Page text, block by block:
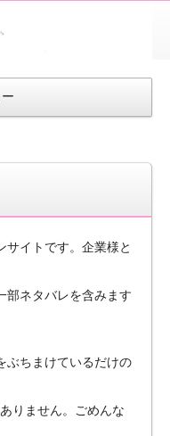
サイトです。企業様と
部ネタバレを含みます
ぶちまけているだけの
りません。ごめんな